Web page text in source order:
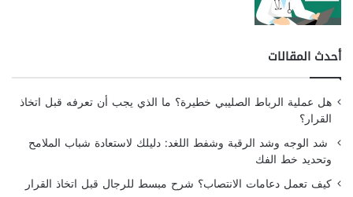
أحدث المقالات
هل عملية الرباط الصليبي خطيرة؟ ما الذي يجب أن تعرفه قبل اتخاذ
القرار؟
شد الوجه وشد الرقبة وشفط اللغد: دليلك لاستعادة شباب الملامح
وتحديد خط الفك
كيف تعمل دعامات الانتصاب؟ شرح مبسط للرجال قبل اتخاذ القرار